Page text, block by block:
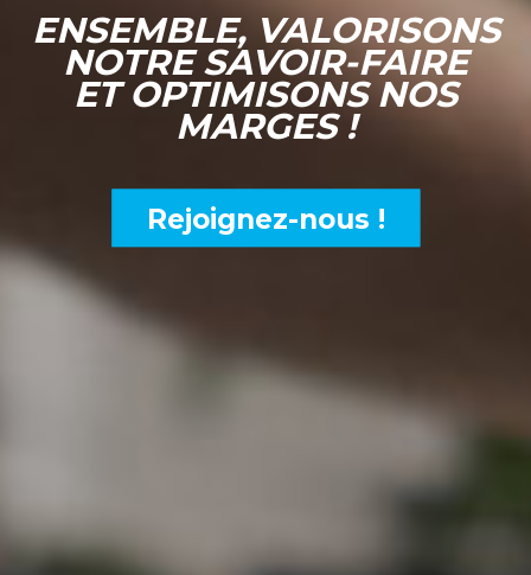
ENSEMBLE, VALORISONS
NOTRE SAVOIR-FAIRE
ET OPTIMISONS NOS
MARGES !
Rejoignez-nous !